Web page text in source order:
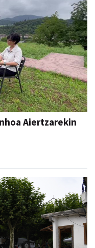
Aiertzarekin